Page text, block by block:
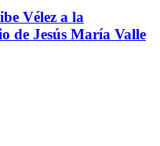
Vélez a la
de Jesús María Valle